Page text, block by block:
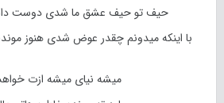
حیف تو حیف عشق ما شدی دوست
با اینکه میدونم چقدر عوض شدی هنوز
میشه نیای میشه ازت